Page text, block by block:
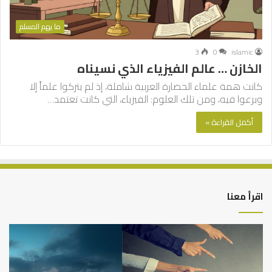
ما يهم المسلم
islamic
0
3
الخازن … عالم الفيزياء الذي نسيناه
كانت همة علماء الحضارة العربية شاملة، إذ لم يتركوا علماً إلا
وبرعوا فيه، ومن تلك العلوم: الفيزياء، التي كانت تعتمد…
أكمل القراءة »
اقرأ معنا
التوازن
بين
عمل